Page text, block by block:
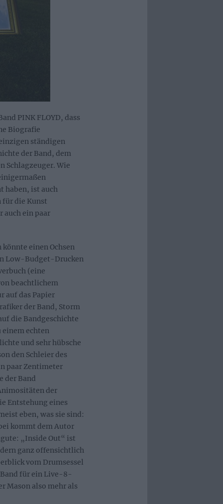
PINK FLOYD, dass
Biografie
ständigen
der Band, dem
Schlagzeuger. Wie
haben, ist auch
für die Kunst
auch ein paar
einen Ochsen
Low-Budget-Drucken
(eine
beachtlichem
auf das Papier
der Band, Storm
die Bandgeschichte
einem echten
und sehr hübsche
den Schleier des
paar Zentimeter
der Band
der
Entstehung eines
eben, was sie sind:
kommt dem Autor
„Inside Out“ ist
ganz offensichtlich
vom Drumsessel
für ein Live-8-
Mason also mehr als